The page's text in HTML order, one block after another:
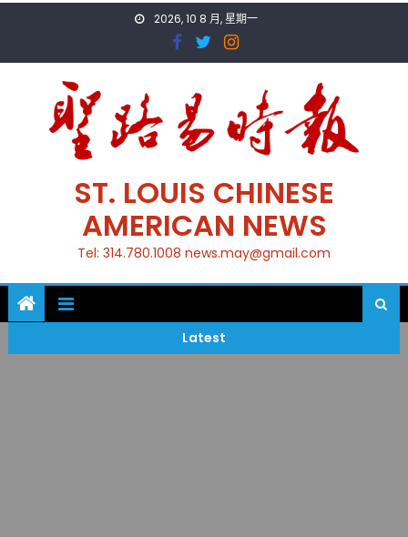
2026, 10 8 月, 星期一
ST. LOUIS CHINESE
AMERICAN NEWS
Tel: 314.780.1008 news.may@gmail.com
Latest